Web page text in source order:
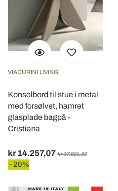
VIADURINI LIVING
Konsolbord til stue i metal
med forsølvet, hamret
glasplade bagpå -
Cristiana
kr 14.257,07 kr 17.821,33
- 20%